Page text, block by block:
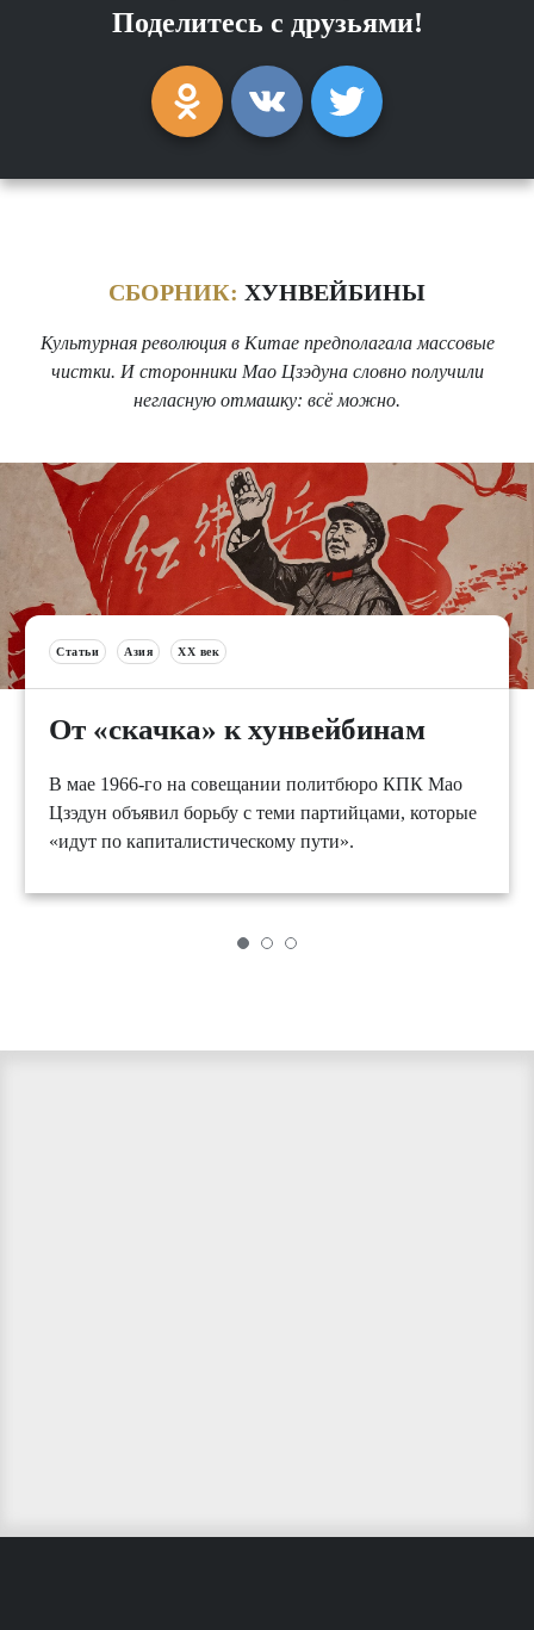
Поделитесь с друзьями!
СБОРНИК: ХУНВЕЙБИНЫ
Культурная революция в Китае предполагала массовые
чистки. И сторонники Мао Цзэдуна словно получили
негласную отмашку: всё можно.
Статьи Азия XX век
От «скачка» к хунвейбинам
В мае 1966-го на совещании политбюро КПК Мао
Цзэдун объявил борьбу с теми партийцами, которые
«идут по капиталистическому пути».